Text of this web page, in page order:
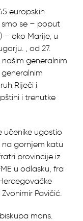
europskih
smo se – poput
– oko Marije, u
, od 27.
generalnim
generalnim
Riječi i
i trenutke
učenike ugostio
na gornjem katu
provincije iz
u odlasku, fra
Pavičić.
mons.